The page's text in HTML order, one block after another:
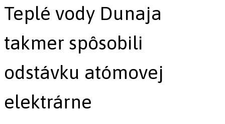
Teplé vody Dunaja
takmer spôsobili
odstávku atómovej
elektrárne